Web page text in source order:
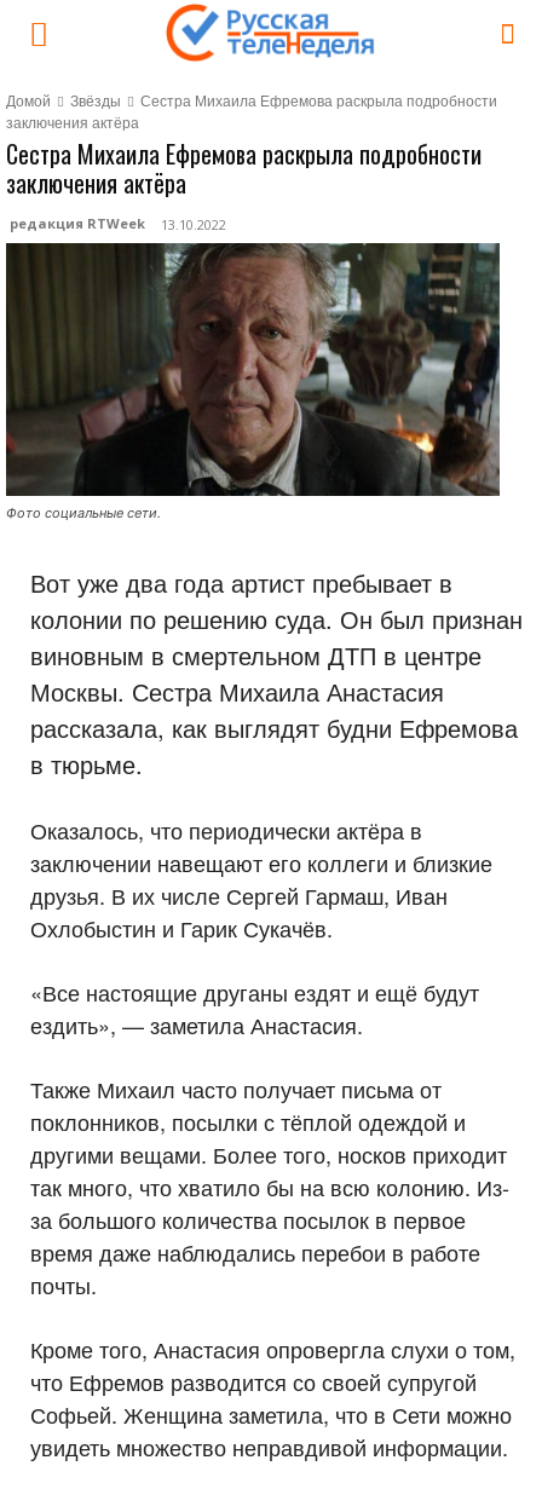
Домой Звёзды
Сестра Михаила Ефремова раскрыла подробности
заключения актёра
Сестра Михаила Ефремова раскрыла подробности
заключения актёра
редакция RTWeek 13.10.2022
Фото социальные сети.
Вот уже два года артист пребывает в
колонии по решению суда. Он был признан
виновным в смертельном ДТП в центре
Москвы. Сестра Михаила Анастасия
рассказала, как выглядят будни Ефремова
в тюрьме.
Оказалось, что периодически актёра в
заключении навещают его коллеги и близкие
друзья. В их числе Сергей Гармаш, Иван
Охлобыстин и Гарик Сукачёв.
«Все настоящие друганы ездят и ещё будут
ездить», — заметила Анастасия.
Также Михаил часто получает письма от
поклонников, посылки с тёплой одеждой и
другими вещами. Более того, носков приходит
так много, что хватило бы на всю колонию. Из-
за большого количества посылок в первое
время даже наблюдались перебои в работе
почты.
Кроме того, Анастасия опровергла слухи о том,
что Ефремов разводится со своей супругой
Софьей. Женщина заметила, что в Сети можно
увидеть множество неправдивой информации.